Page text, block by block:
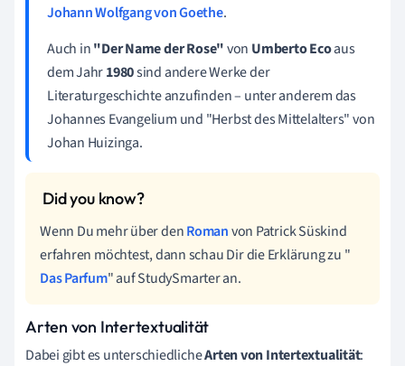
Johann Wolfgang von Goethe.
Auch in"Der Name der Rose"von Umberto Ecoaus
dem Jahr1980sind andere Werke der
Literaturgeschichte anzufinden– unter anderem das
Johannes Evangelium und "Herbst des Mittelalters" von
Johan Huizinga.
Wenn Du mehr über denRomanvon Patrick Süskind
erfahren möchtest, dann schau Dir die Erklärung zu "
Das Parfum" auf StudySmarter an.
Arten von Intertextualität
Dabei gibt es unterschiedlicheArten von Intertextualität: